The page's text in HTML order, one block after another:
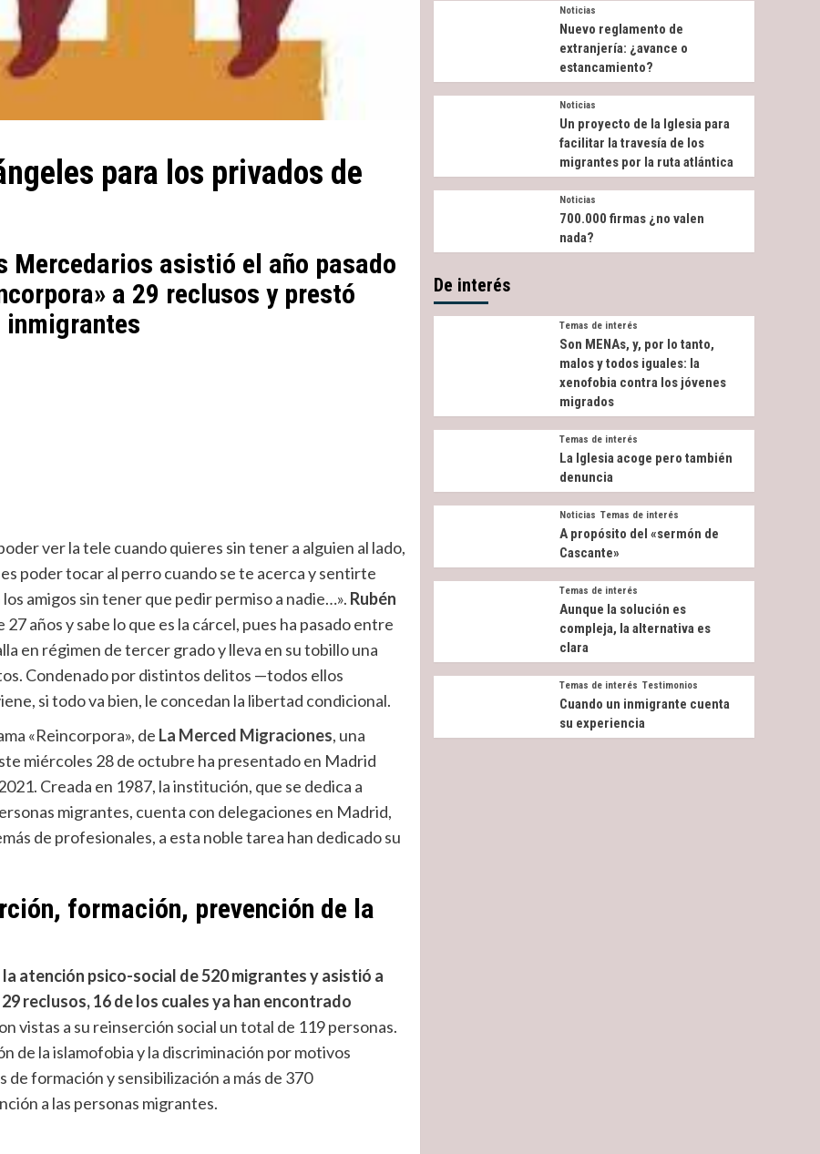
para los privados de
Mercedarios asistió el año pasado
a 29 reclusos y prestó
ver la tele cuando quieres sin tener a alguien al lado,
poder tocar al perro cuando se te acerca y sentirte
amigos sin tener que pedir permiso a nadie…». Rubén
años y sabe lo que es la cárcel, pues ha pasado entre
en régimen de tercer grado y lleva en su tobillo una
Condenado por distintos delitos —todos ellos
si todo va bien, le concedan la libertad condicional.
«Reincorpora», de La Merced Migraciones, una
miércoles 28 de octubre ha presentado en Madrid
Creada en 1987, la institución, que se dedica a
migrantes, cuenta con delegaciones en Madrid,
de profesionales, a esta noble tarea han dedicado su
formación, prevención de la
atención psico-social de 520 migrantes y asistió a
reclusos, 16 de los cuales ya han encontrado
vistas a su reinserción social un total de 119 personas.
de la islamofobia y la discriminación por motivos
de formación y sensibilización a más de 370
a las personas migrantes.
Noticias
Nuevo reglamento de
extranjería: ¿avance o
estancamiento?
Noticias
Un proyecto de la Iglesia para
facilitar la travesía de los
migrantes por la ruta atlántica
Noticias
700.000 firmas ¿no valen
nada?
De interés
Temas de interés
Son MENAs, y, por lo tanto,
malos y todos iguales: la
xenofobia contra los jóvenes
migrados
Temas de interés
La Iglesia acoge pero también
denuncia
Noticias Temas de interés
A propósito del «sermón de
Cascante»
Temas de interés
Aunque la solución es
compleja, la alternativa es
clara
Temas de interés Testimonios
Cuando un inmigrante cuenta
su experiencia